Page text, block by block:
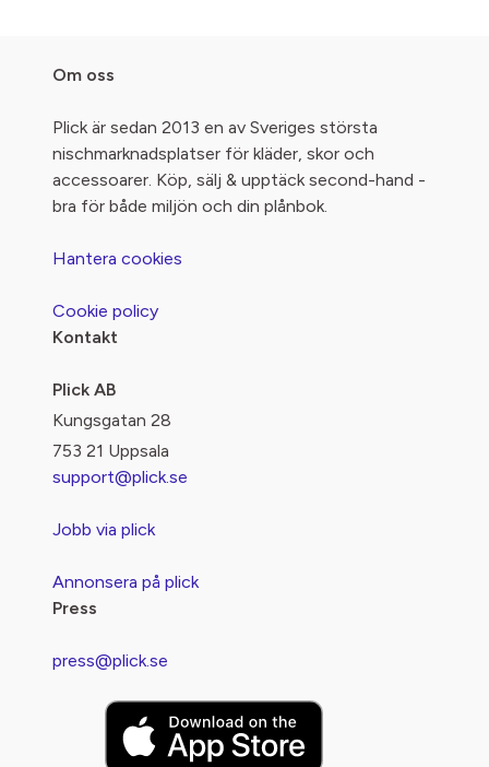
Om oss
Plick är sedan 2013 en av Sveriges största
nischmarknadsplatser för kläder, skor och
accessoarer. Köp, sälj & upptäck second-hand -
bra för både miljön och din plånbok.
Hantera cookies
Cookie policy
Kontakt
Plick AB
Kungsgatan 28
753 21 Uppsala
support@plick.se
Jobb via plick
Annonsera på plick
Press
press@plick.se